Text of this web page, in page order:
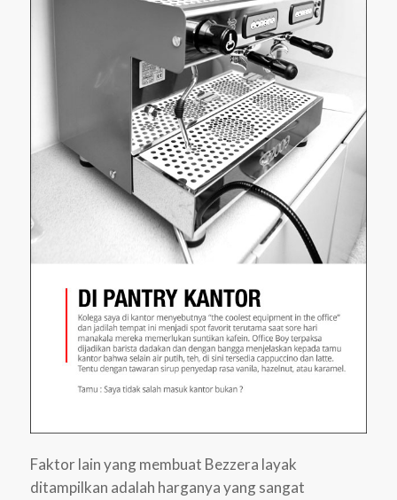
Faktor lain yang membuat Bezzera layak
ditampilkan adalah harganya yang sangat